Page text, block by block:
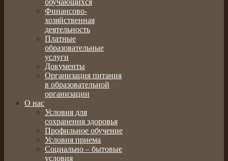
обучающихся
Финансово-
хозяйственная
деятельность
Платные
образовательные
услуги
Документы
Организация питания
в образовательной
организации
О нас
Условия для
сохранения здоровья
Профильное обучение
Условия приема
Социально – бытовые
условия